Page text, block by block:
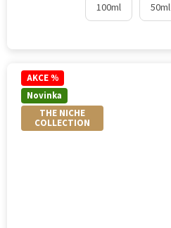
100ml
50ml
AKCE %
Novinka
THE NICHE
COLLECTION